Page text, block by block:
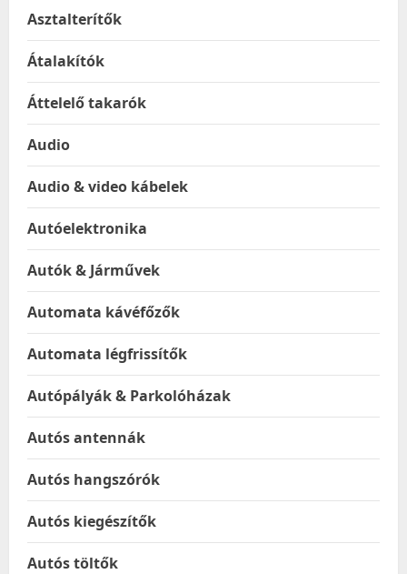
Asztalterítők
Átalakítók
Áttelelő takarók
Audio
Audio & video kábelek
Autóelektronika
Autók & Járművek
Automata kávéfőzők
Automata légfrissítők
Autópályák & Parkolóházak
Autós antennák
Autós hangszórók
Autós kiegészítők
Autós töltők